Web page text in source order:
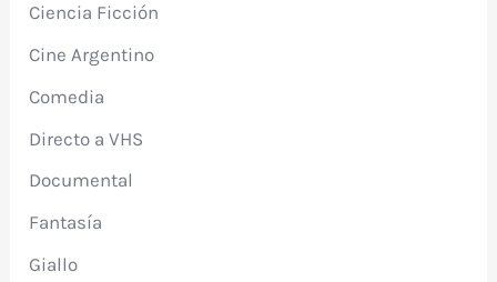
Ciencia Ficción
Cine Argentino
Comedia
Directo a VHS
Documental
Fantasía
Giallo